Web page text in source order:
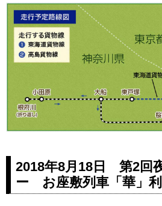
2018年8月18日 第2回
ー お座敷列車「華」利